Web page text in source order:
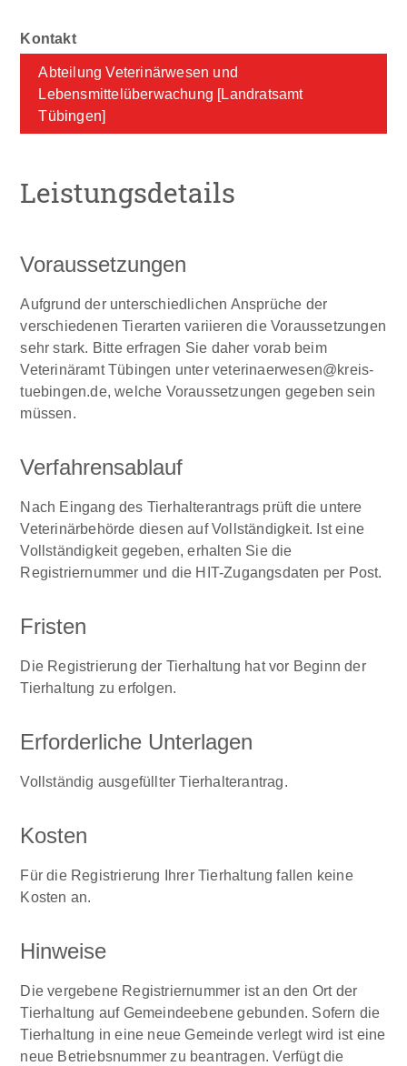
Abteilung Veterinärwesen und
Lebensmittelüberwachung [Landratsamt
Tübingen]
Leistungsdetails
Voraussetzungen
Aufgrund der unterschiedlichen Ansprüche der
verschiedenen Tierarten variieren die Voraussetzungen
sehr stark. Bitte erfragen Sie daher vorab beim
Veterinäramt Tübingen unter veterinaerwesen@kreis-
tuebingen.de, welche Voraussetzungen gegeben sein
müssen.
Verfahrensablauf
Nach Eingang des Tierhalterantrags prüft die untere
Veterinärbehörde diesen auf Vollständigkeit. Ist eine
Vollständigkeit gegeben, erhalten Sie die
Registriernummer und die HIT-Zugangsdaten per Post.
Fristen
Die Registrierung der Tierhaltung hat vor Beginn der
Tierhaltung zu erfolgen.
Erforderliche Unterlagen
Vollständig ausgefüllter Tierhalterantrag.
Kosten
Für die Registrierung Ihrer Tierhaltung fallen keine
Kosten an.
Hinweise
Die vergebene Registriernummer ist an den Ort der
Tierhaltung auf Gemeindeebene gebunden. Sofern die
Tierhaltung in eine neue Gemeinde verlegt wird ist eine
neue Betriebsnummer zu beantragen. Verfügt die